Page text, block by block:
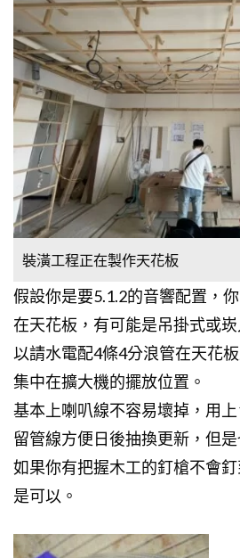
裝潢工程正在製作天花板
假設你是要5.1.2的音響配置，
在天花板，有可能是吊掛式或
以請水電配4條4分浪管在天花
集中在擴大機的擺放位置。
基本上喇叭線不容易壞掉，用
留管線方便日後抽換更新，但
如果你有把握木工的釘槍不會
是可以。